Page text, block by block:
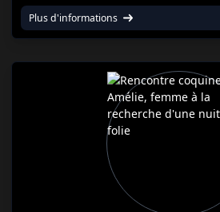
Plus d'informations